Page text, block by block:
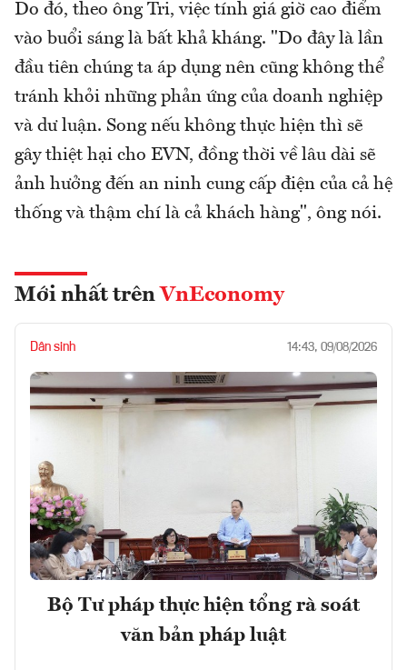
Do đó, theo ông Tri, việc tính giá giờ cao điểm
vào buổi sáng là bất khả kháng. "Do đây là lần
đầu tiên chúng ta áp dụng nên cũng không thể
tránh khỏi những phản ứng của doanh nghiệp
và dư luận. Song nếu không thực hiện thì sẽ
gây thiệt hại cho EVN, đồng thời về lâu dài sẽ
ảnh hưởng đến an ninh cung cấp điện của cả hệ
thống và thậm chí là cả khách hàng", ông nói.
Mới nhất trên VnEconomy
Dân sinh 14:43, 09/08/2026
Bộ Tư pháp thực hiện tổng rà soát
văn bản pháp luật